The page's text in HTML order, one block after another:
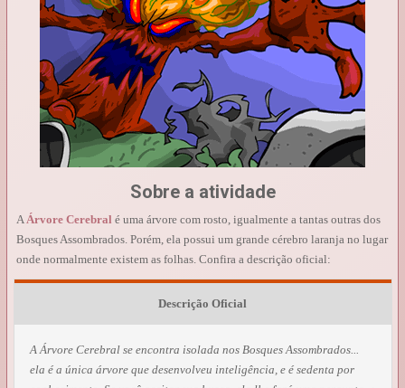
Sobre a atividade
A Árvore Cerebral é uma árvore com rosto, igualmente a tantas outras dos
Bosques Assombrados. Porém, ela possui um grande cérebro laranja no lugar
onde normalmente existem as folhas. Confira a descrição oficial:
Descrição Oficial
A Árvore Cerebral se encontra isolada nos Bosques Assombrados...
ela é a única árvore que desenvolveu inteligência, e é sedenta por